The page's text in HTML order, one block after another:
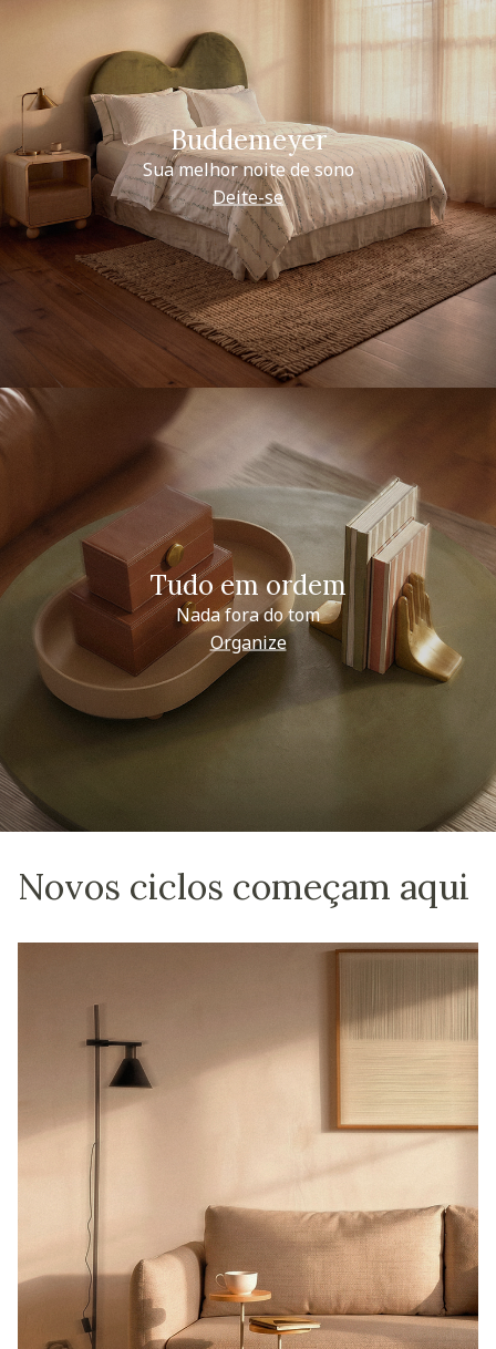
Buddemeyer
Sua melhor noite de sono
Deite-se
Tudo em ordem
Nada fora do tom
Organize
Novos ciclos começam aqui